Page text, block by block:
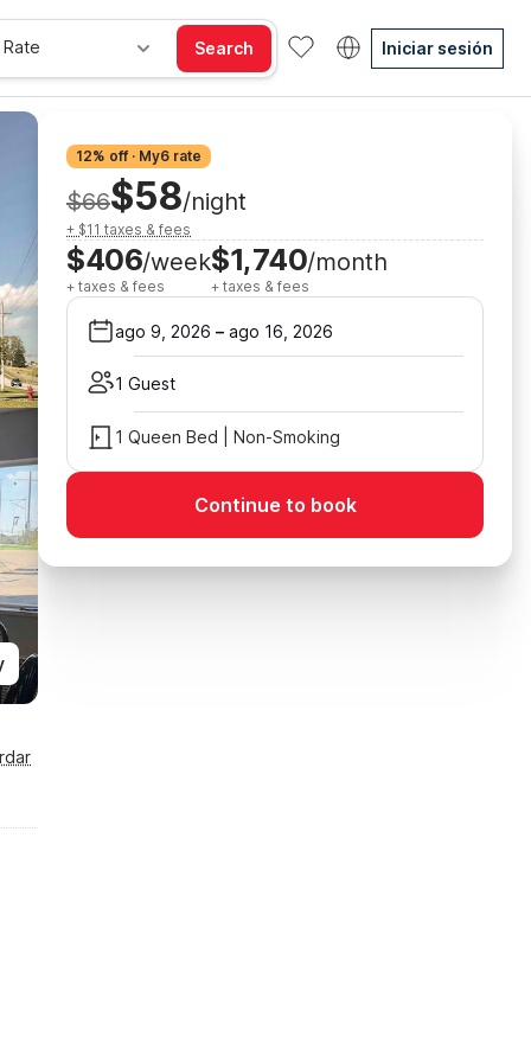
Search Iniciar sesión
12% off · My6 rate
$66$58/night
+ $11 taxes & fees
$406/week
+ taxes & fees
$1,740/month
+ taxes & fees
ago 9, 2026 – ago 16, 2026
1 Guest
1 Queen Bed | Non-Smoking
Continue to book